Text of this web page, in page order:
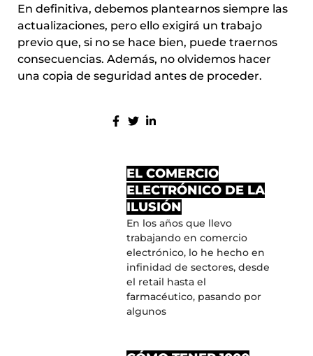
En definitiva, debemos plantearnos siempre las
actualizaciones, pero ello exigirá un trabajo
previo que, si no se hace bien, puede traernos
consecuencias. Además, no olvidemos hacer
una copia de seguridad antes de proceder.
EL COMERCIO
ELECTRÓNICO DE LA
ILUSIÓN
En los años que llevo
trabajando en comercio
electrónico, lo he hecho en
infinidad de sectores, desde
el retail hasta el
farmacéutico, pasando por
algunos